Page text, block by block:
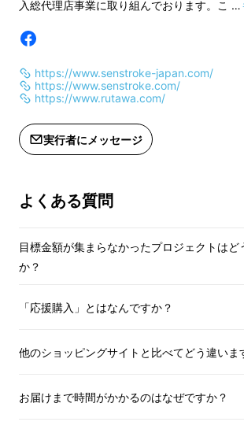
・何から始めていいかわか
・どんな練習をすればいい
ない
・ドラムセットを置ける場
・そもそも本格的なドラム
になる
教えてくれる人も少ないので
入総代理店事業に取り組んでおります。こ …
https://www.senstroke-japan.com/
https://www.senstroke.com/
https://www.rutawa.com/
実行者にメッセージ
よくある質問
目標金額が集まらなかったプロジェクトはど
か？
「応援購入」とはなんですか？
他のショッピングサイトと比べてどう違いま
お届けまで時間がかかるのはなぜですか？